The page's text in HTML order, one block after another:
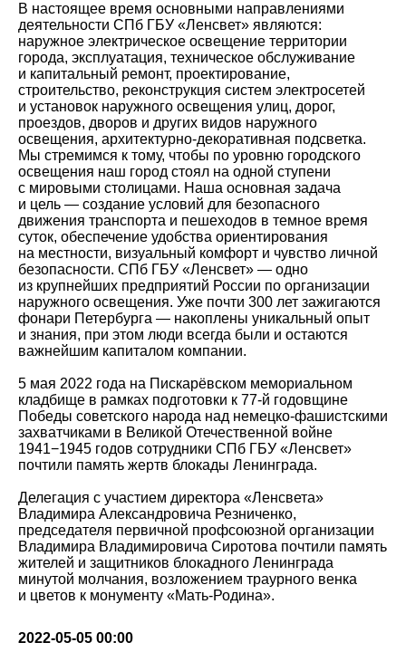
В настоящее время основными направлениями
деятельности СПб ГБУ «Ленсвет» являются:
наружное электрическое освещение территории
города, эксплуатация, техническое обслуживание
и капитальный ремонт, проектирование,
строительство, реконструкция систем электросетей
и установок наружного освещения улиц, дорог,
проездов, дворов и других видов наружного
освещения, архитектурно-декоративная подсветка.
Мы стремимся к тому, чтобы по уровню городского
освещения наш город стоял на одной ступени
с мировыми столицами. Наша основная задача
и цель — создание условий для безопасного
движения транспорта и пешеходов в темное время
суток, обеспечение удобства ориентирования
на местности, визуальный комфорт и чувство личной
безопасности. СПб ГБУ «Ленсвет» — одно
из крупнейших предприятий России по организации
наружного освещения. Уже почти 300 лет зажигаются
фонари Петербурга — накоплены уникальный опыт
и знания, при этом люди всегда были и остаются
важнейшим капиталом компании.
5 мая 2022 года на Пискарёвском мемориальном
кладбище в рамках подготовки к 77-й годовщине
Победы советского народа над немецко-фашистскими
захватчиками в Великой Отечественной войне
1941−1945 годов сотрудники СПб ГБУ «Ленсвет»
почтили память жертв блокады Ленинграда.
Делегация с участием директора «Ленсвета»
Владимира Александровича Резниченко,
председателя первичной профсоюзной организации
Владимира Владимировича Сиротова почтили память
жителей и защитников блокадного Ленинграда
минутой молчания, возложением траурного венка
и цветов к монументу «Мать-Родина».
2022-05-05 00:00